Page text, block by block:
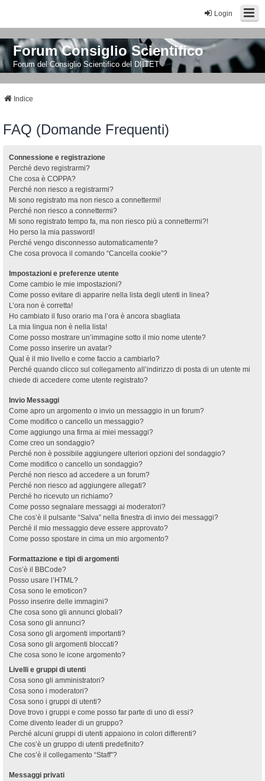
Login
Forum Consiglio Scientifico
Forum del Consiglio Scientifico del DIITET
Indice
FAQ (Domande Frequenti)
Connessione e registrazione
Perché devo registrarmi?
Che cosa è COPPA?
Perché non riesco a registrarmi?
Mi sono registrato ma non riesco a connettermi!
Perché non riesco a connettermi?
Mi sono registrato tempo fa, ma non riesco più a connettermi?!
Ho perso la mia password!
Perché vengo disconnesso automaticamente?
Che cosa provoca il comando “Cancella cookie”?
Impostazioni e preferenze utente
Come cambio le mie impostazioni?
Come posso evitare di apparire nella lista degli utenti in linea?
L’ora non è corretta!
Ho cambiato il fuso orario ma l’ora è ancora sbagliata
La mia lingua non è nella lista!
Come posso mostrare un’immagine sotto il mio nome utente?
Come posso inserire un avatar?
Qual è il mio livello e come faccio a cambiarlo?
Perché quando clicco sul collegamento all’indirizzo di posta di un utente mi
chiede di accedere come utente registrato?
Invio Messaggi
Come apro un argomento o invio un messaggio in un forum?
Come modifico o cancello un messaggio?
Come aggiungo una firma ai miei messaggi?
Come creo un sondaggio?
Perché non è possibile aggiungere ulteriori opzioni del sondaggio?
Come modifico o cancello un sondaggio?
Perché non riesco ad accedere a un forum?
Perché non riesco ad aggiungere allegati?
Perché ho ricevuto un richiamo?
Come posso segnalare messaggi ai moderatori?
Che cos’è il pulsante “Salva” nella finestra di invio dei messaggi?
Perché il mio messaggio deve essere approvato?
Come posso spostare in cima un mio argomento?
Formattazione e tipi di argomenti
Cos’è il BBCode?
Posso usare l’HTML?
Cosa sono le emoticon?
Posso inserire delle immagini?
Che cosa sono gli annunci globali?
Cosa sono gli annunci?
Cosa sono gli argomenti importanti?
Cosa sono gli argomenti bloccati?
Che cosa sono le icone argomento?
Livelli e gruppi di utenti
Cosa sono gli amministratori?
Cosa sono i moderatori?
Cosa sono i gruppi di utenti?
Dove trovo i gruppi e come posso far parte di uno di essi?
Come divento leader di un gruppo?
Perché alcuni gruppi di utenti appaiono in colori differenti?
Che cos’è un gruppo di utenti predefinito?
Che cos’è il collegamento “Staff”?
Messaggi privati